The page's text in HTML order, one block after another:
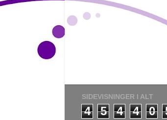
SIDEVISNINGER I ALT
4 5 4 4 0